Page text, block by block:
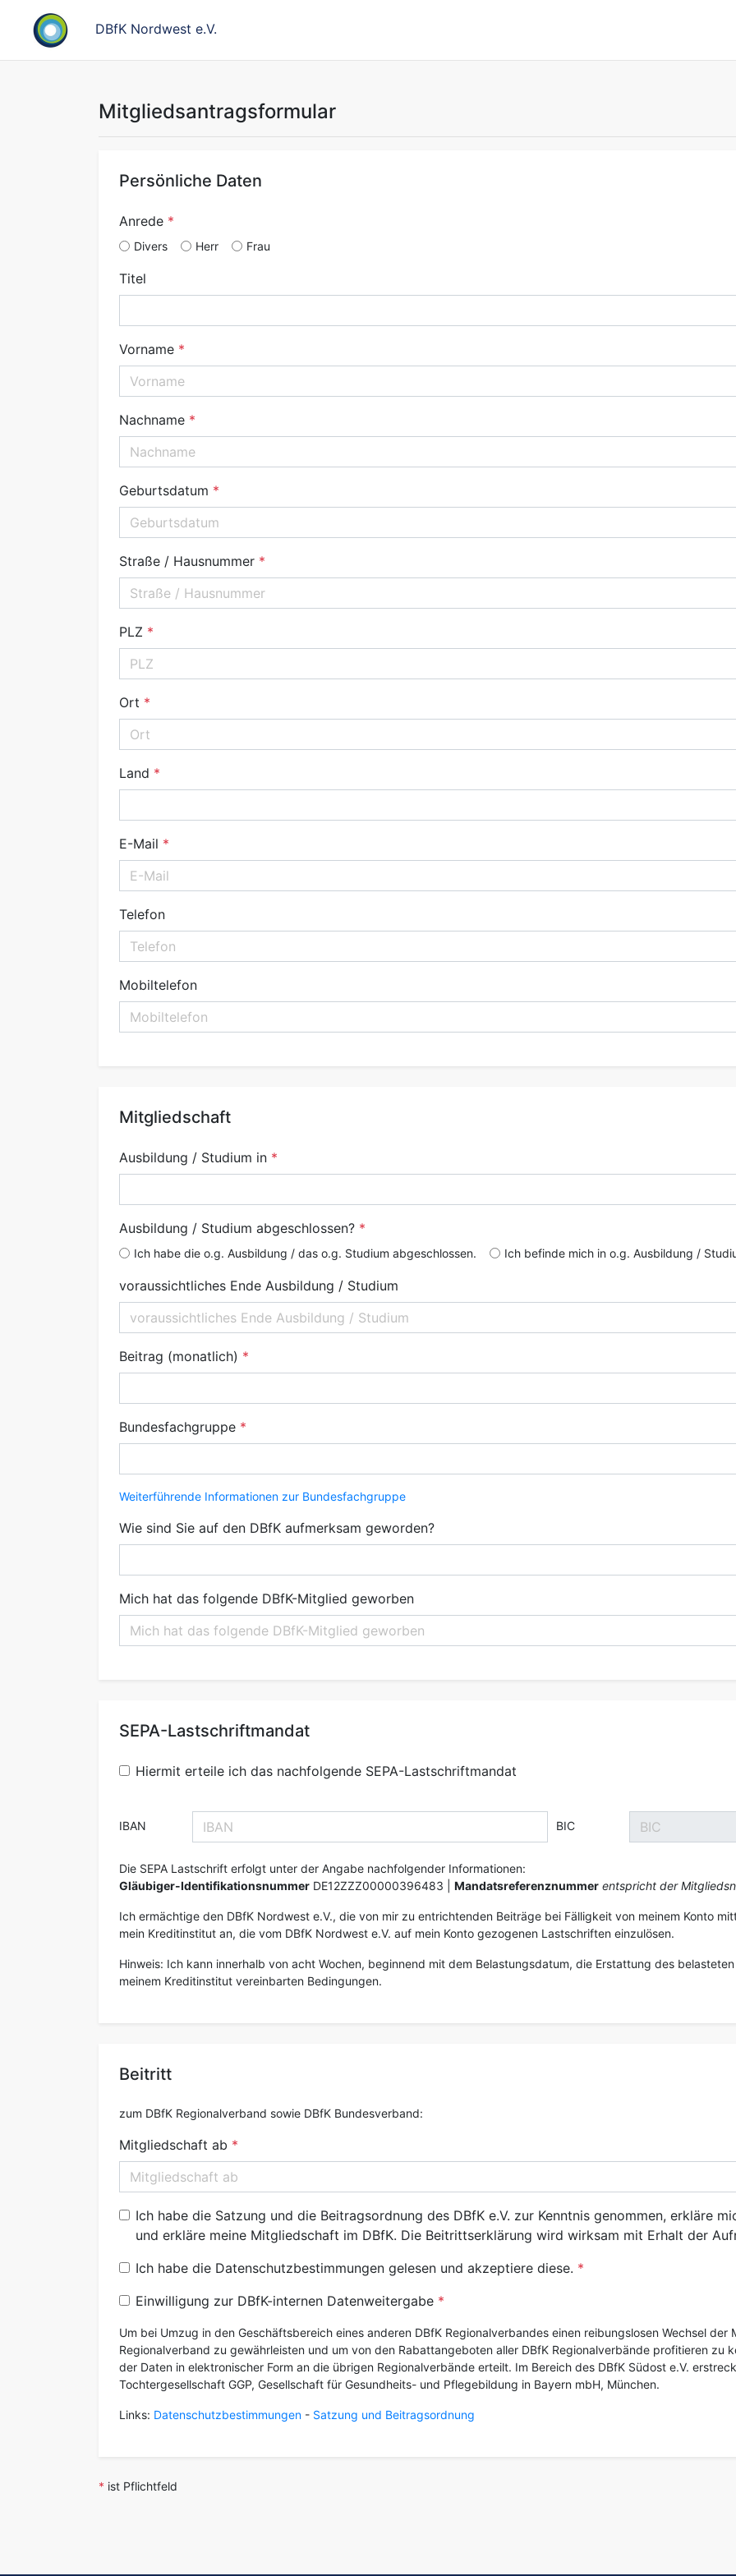
DBfK Nordwest e.V.
Mitgliedsantragsformular
Persönliche Daten
Anrede
Divers Herr Frau
Titel
Vorname
Nachname
Geburtsdatum
Straße / Hausnummer
PLZ
Ort
Land
E-Mail
Telefon
Mobiltelefon
Mitgliedschaft
Ausbildung / Studium in
Ausbildung / Studium abgeschlossen?
Ich habe die o.g. Ausbildung / das o.g. Studium abgeschlossen. Ich befinde mich in o.g. Ausbildung /
voraussichtliches Ende Ausbildung / Studium
Beitrag (monatlich)
Bundesfachgruppe
Weiterführende Informationen zur Bundesfachgruppe
Wie sind Sie auf den DBfK aufmerksam geworden?
Mich hat das folgende DBfK-Mitglied geworben
SEPA-Lastschriftmandat
Hiermit erteile ich das nachfolgende SEPA-Lastschriftmandat
IBAN BIC
Die SEPA Lastschrift erfolgt unter der Angabe nachfolgender Informationen:
Gläubiger-Identifikationsnummer DE12ZZZ00000396483 | Mandatsreferenznummer entspricht der
Ich ermächtige den DBfK Nordwest e.V., die von mir zu entrichtenden Beiträge bei Fälligkeit von meinem Konto
mein Kreditinstitut an, die vom DBfK Nordwest e.V. auf mein Konto gezogenen Lastschriften einzulösen.
Hinweis: Ich kann innerhalb von acht Wochen, beginnend mit dem Belastungsdatum, die Erstattung des
meinem Kreditinstitut vereinbarten Bedingungen.
Beitritt
zum DBfK Regionalverband sowie DBfK Bundesverband:
Mitgliedschaft ab
Ich habe die Satzung und die Beitragsordnung des DBfK e.V. zur Kenntnis genommen, erkläre
und erkläre meine Mitgliedschaft im DBfK. Die Beitrittserklärung wird wirksam mit Erhalt der
Ich habe die Datenschutzbestimmungen gelesen und akzeptiere diese.
Einwilligung zur DBfK-internen Datenweitergabe
Um bei Umzug in den Geschäftsbereich eines anderen DBfK Regionalverbandes einen reibungslosen Wechsel
Regionalverband zu gewährleisten und um von den Rabattangeboten aller DBfK Regionalverbände profitieren zu
der Daten in elektronischer Form an die übrigen Regionalverbände erteilt. Im Bereich des DBfK Südost e.V.
Tochtergesellschaft GGP, Gesellschaft für Gesundheits- und Pflegebildung in Bayern mbH, München.
Links: Datenschutzbestimmungen - Satzung und Beitragsordnung
* ist Pflichtfeld